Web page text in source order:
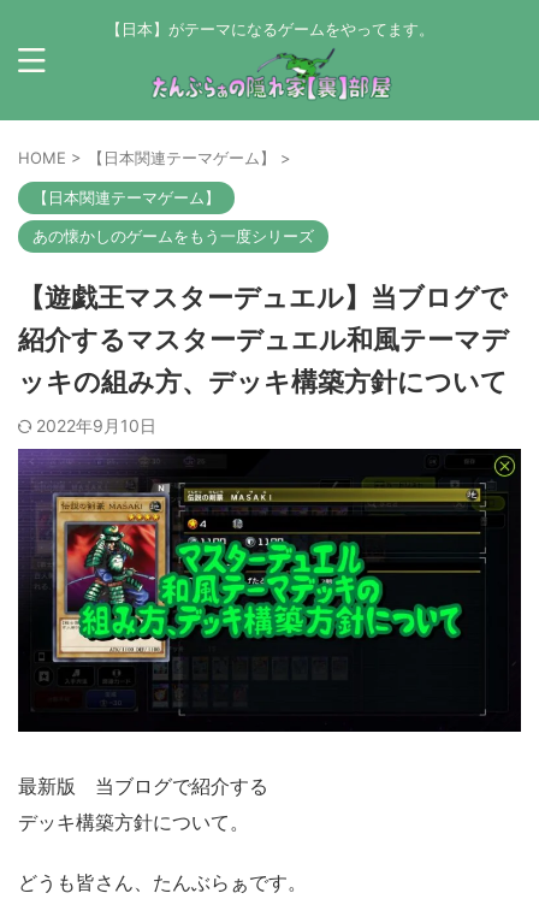
【日本】がテーマになるゲームをやってます。
HOME > 【日本関連テーマゲーム】 >
【日本関連テーマゲーム】
あの懐かしのゲームをもう一度シリーズ
【遊戯王マスターデュエル】当ブログで
紹介するマスターデュエル和風テーマデ
ッキの組み方、デッキ構築方針について
2022年9月10日
最新版 当ブログで紹介する
デッキ構築方針について。
どうも皆さん、たんぶらぁです。